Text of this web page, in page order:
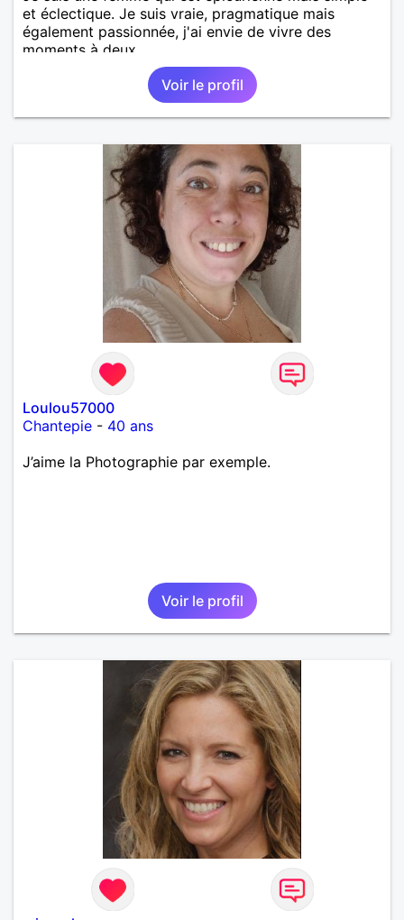
et éclectique. Je suis vraie, pragmatique mais
également passionnée, j'ai envie de vivre des
moments à deux.
Voir le profil
Loulou57000
Chantepie - 40 ans
J’aime la Photographie par exemple.
Voir le profil